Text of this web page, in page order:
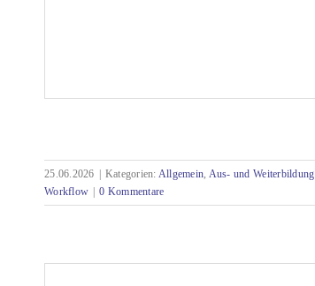
Seminar: Künstliche Intelligenz (KI) für die
Technische Redaktion
25.06.2026 Kategorien: Allgemein, Aus- und Weiterbildung
Workflow
0 Kommentare